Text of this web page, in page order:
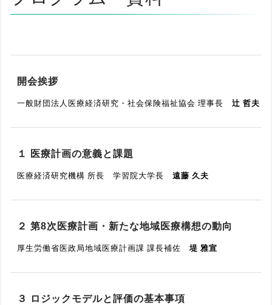
開会挨拶
一般財団法人医療経済研究・社会保険福祉協会 理事長 辻󠄀 哲夫
１ 医療計画の意義と課題
医療経済研究機構 所長 学習院大学長 遠藤 久夫
２ 第8次医療計画・新たな地域医療構想の動向
厚生労働省医政局地域医療計画課 課長補佐 堤 雅宣
３ ロジックモデルと評価の基本事項